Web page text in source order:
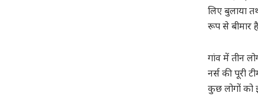
लिए बुलाया
रूप से बीमार
गांव में तीन
नर्स की पूरी
कुछ लोगों को